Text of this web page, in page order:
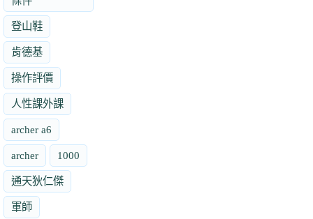
登山鞋
肯德基
操作評價
人性課外課
archer a6
archer 1000
通天狄仁傑
軍師